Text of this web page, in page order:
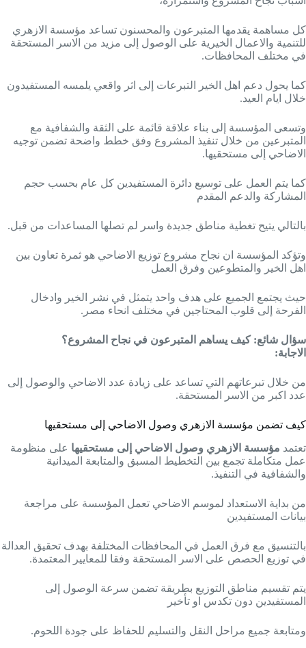
كل مساهمة يقدمها المتبرعون والمحسنون تساعد مؤسسة الازهري
للتنمية والاعمال الخيرية على الوصول إلى مزيد من الاسر المستحقة
في مختلف المحافظات.
كما يحول دعم اهل الخير التبرعات إلى اثر واقعي يلمسه المستفيدون
خلال ايام العيد.
وتسعى المؤسسة إلى بناء علاقة قائمة على الثقة والشفافية مع
المتبرعين من خلال تنفيذ المشروع وفق خطط واضحة تضمن توجيه
الاضاحي إلى مستحقيها.
كما يتم العمل على توسيع دائرة المستفيدين كل عام بحسب حجم
المشاركة والدعم المقدم
بالتالي يتيح تغطية مناطق جديدة واسر لم تصلها المساعدات من قبل.
وتؤكد المؤسسة ان نجاح مشروع توزيع الاضاحي هو ثمرة تعاون بين
اهل الخير والمتطوعين وفرق العمل
حيث يجتمع الجميع على هدف واحد يتمثل في نشر الخير وادخال
الفرحة إلى قلوب المحتاجين في مختلف انحاء مصر.
سؤال شائع: كيف يساهم المتبرعون في نجاح المشروع؟
الاجابة:
من خلال تبرعاتهم التي تساعد على زيادة عدد الاضاحي والوصول إلى
عدد اكبر من الاسر المستحقة.
كيف تضمن مؤسسة الازهري وصول الاضاحي إلى مستحقيها
تعتمد مؤسسة الازهري وصول الاضاحي إلى مستحقيها على منظومة
عمل متكاملة تجمع بين التخطيط المسبق والمتابعة الميدانية
والشفافية في التنفيذ.
من بداية الاستعداد لموسم الاضاحي تعمل المؤسسة على مراجعة
بيانات المستفيدين
بالتنسيق مع فرق العمل في المحافظات المختلفة بهدف تحقيق العدالة
في توزيع الحصص على الاسر المستحقة وفقا للمعايير المعتمدة.
يتم تقسيم مناطق التوزيع بطريقة تضمن سرعة الوصول إلى
المستفيدين دون تكدس او تأخير
ومتابعة جميع مراحل النقل والتسليم للحفاظ على جودة اللحوم.